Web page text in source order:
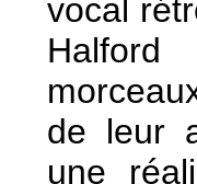
vocal
de leur
une